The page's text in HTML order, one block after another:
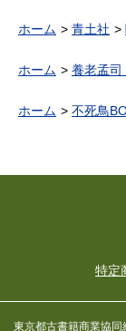
ホーム 青土社
ホーム 養老孟司
ホーム 不死鳥
特定
東京都古書籍商業協同